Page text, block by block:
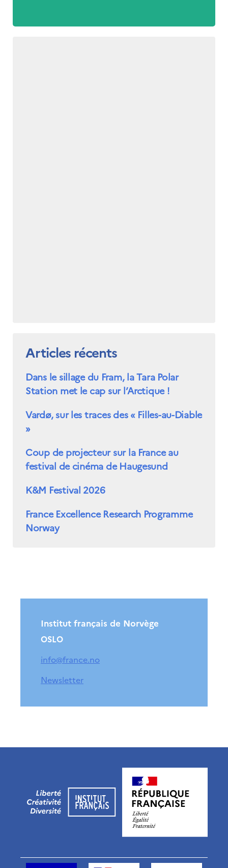
Articles récents
Dans le sillage du Fram, la Tara Polar
Station met le cap sur l’Arctique !
Vardø, sur les traces des « Filles-au-Diable
»
Coup de projecteur sur la France au
festival de cinéma de Haugesund
K&M Festival 2026
France Excellence Research Programme
Norway
Institut français de Norvège
OSLO
info@france.no
Newsletter